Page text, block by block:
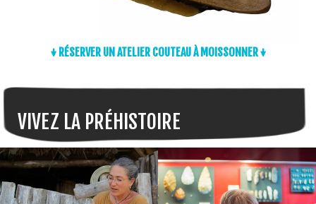
↓ RÉSERVER UN ATELIER COUTEAU À MOISSONNER ↓
VIVEZ LA PRÉHISTOIRE